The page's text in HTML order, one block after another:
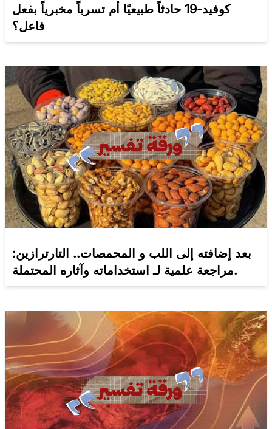
كوفيد-19 حادثاً طبيعيًا أم تسرباً مخبرياً بفعل
فاعل؟
بعد إضافته إلى اللب و المحمصات.. التارترازين:
مراجعة علمية لـ استخداماته وآثاره المحتملة.